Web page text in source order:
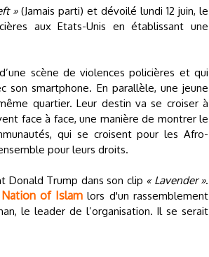
»(Jamais parti) et dévoilé lundi 12 juin, le
aux Etats-Unis en établissant une
scène de violences policières et qui
son smartphone. En parallèle, une jeune
quartier. Leur destin va se croiser à
face à face, une manière de montrer le
qui se croisent pour les Afro-
pour leurs droits.
Donald Trump dans son clip « Lavender ».
Nation of Islam lors d'un rassemblement
le leader de l’organisation. Il se serait